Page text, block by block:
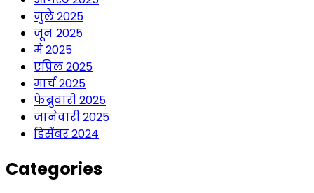
जुलै 2025
जून 2025
मे 2025
एप्रिल 2025
मार्च 2025
फेब्रुवारी 2025
जानेवारी 2025
डिसेंबर 2024
Categories